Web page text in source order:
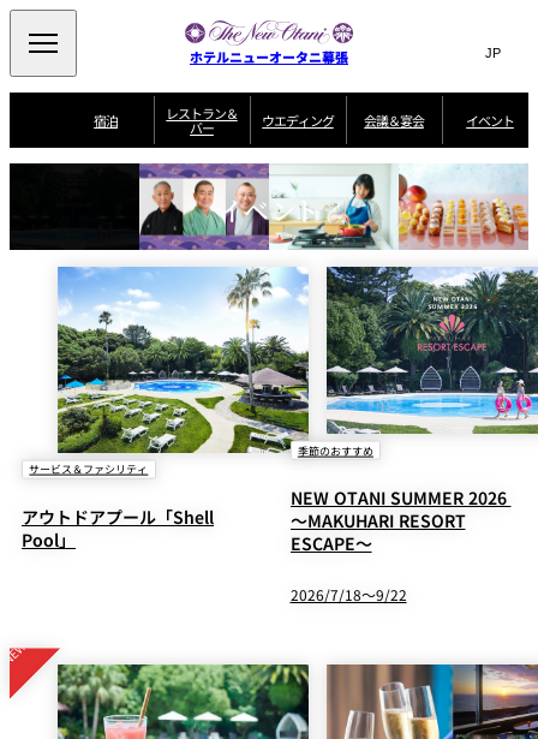
ホテルニューオータニ幕張 Search
サ
ト
内
検
索
窓
を
開
閉
言
切
替
え
メ
ニ
ュ
ー
を
開
閉
JP(日本語)
EN
Select Language ▼
宿泊
宿
泊
プ
ラ
ン
一
覧
ニューオータニク
ラブ会員限定
スイートご宿泊特
典
誕生日や記念日の
お祝いに
～アニバーサリー
～
朝食
～BREAKFAST～
ルームサービス
～ROOM SERVICE
～
よ
く
あ
る
質
問
レストラン＆
バー
ビュッフェ
SATSUKI ザ・ラウンジ
SATSUKI
季処（日本料理）
千羽鶴 山茶花 一心
中国料理
大観苑
鉄板焼
パティスリー
SATSUKI
ウエディング
ウ
エ
デ
ィ
ン
グ
トップページ コンセプト
ウエディングスタ
イル
挙式 披露宴 料理・ケーキ
ウエディングスト
ーリー 独立型邸宅 資料請求
よくあるご質問
ホテルへのアクセ
ス
会議＆宴会
会
議
＆
宴
会
選ばれる理由 覧
ラ
ン
一
覧
記念日・お祝いで
のご利用に
【宴会用】テイク
アウトメニュー
特
典
と
オ
プ
シ
ョ
ン
イベント
イベント
サービス＆ファシリティ
アウトドアプール「Shell
Pool」
季節のおすすめ
NEW OTANI SUMMER 2026
～MAKUHARI RESORT
ESCAPE～
2026/7/18～9/22